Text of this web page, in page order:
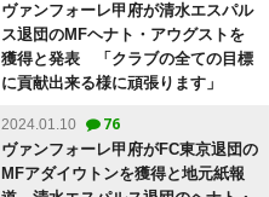
ヴァンフォーレ甲府が清水エスパル
ス退団のMFヘナト・アウグストを
獲得と発表 「クラブの全ての目標
に貢献出来る様に頑張ります」
2024.01.10 76
ヴァンフォーレ甲府がFC東京退団の
MFアダイウトンを獲得と地元紙報